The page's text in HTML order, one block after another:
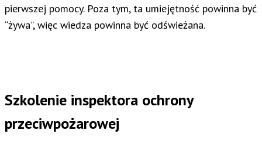
pierwszej pomocy. Poza tym, ta umiejętność powinna być
“żywa”, więc wiedza powinna być odświeżana.
Szkolenie inspektora ochrony
przeciwpożarowej